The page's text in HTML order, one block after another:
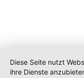
Diese Seite nutzt
ihre Dienste